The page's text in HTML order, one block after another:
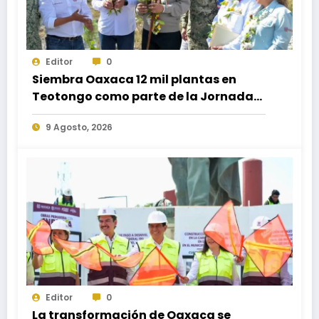
Editor 0
Siembra Oaxaca 12 mil plantas en
Teotongo como parte de la Jornada
Nacional de Reforestación 2026
9 Agosto, 2026
Editor 0
La transformación de Oaxaca se